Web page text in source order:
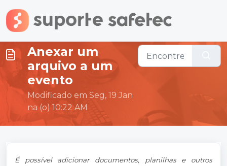
Ir para o conteúdo principal
Anexar um
arquivo a um
evento
Modificado em Seg, 19 Jan
na (o) 10:22 AM
É possível adicionar documentos, planilhas e outros